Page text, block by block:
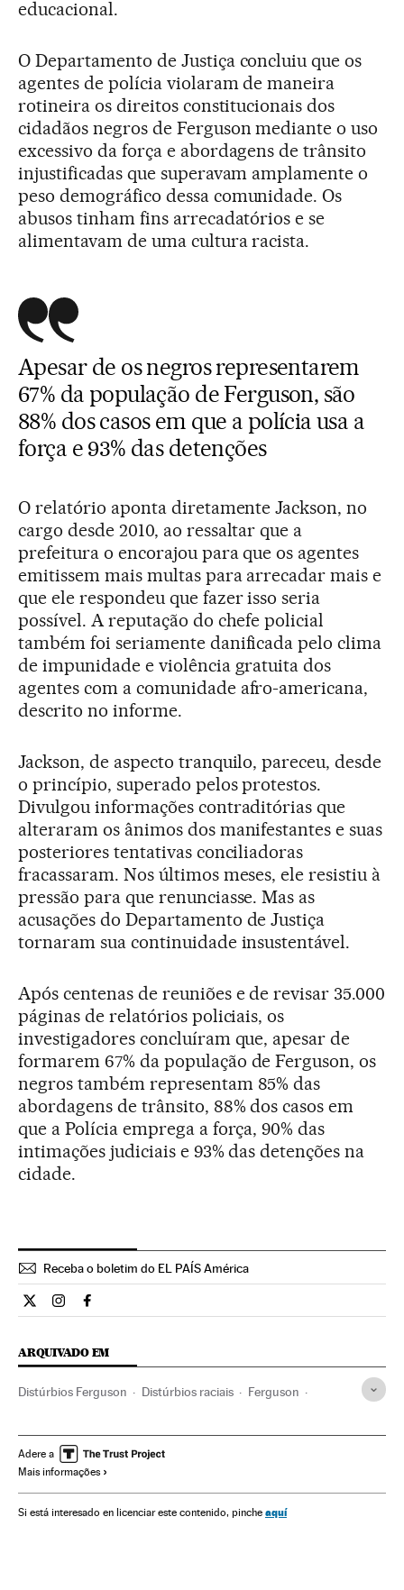
educacional.
O Departamento de Justiça concluiu que os
agentes de polícia violaram de maneira
rotineira os direitos constitucionais dos
cidadãos negros de Ferguson mediante o uso
excessivo da força e abordagens de trânsito
injustificadas que superavam amplamente o
peso demográfico dessa comunidade. Os
abusos tinham fins arrecadatórios e se
alimentavam de uma cultura racista.
Apesar de os negros representarem
67% da população de Ferguson, são
88% dos casos em que a polícia usa a
força e 93% das detenções
O relatório aponta diretamente Jackson, no
cargo desde 2010, ao ressaltar que a
prefeitura o encorajou para que os agentes
emitissem mais multas para arrecadar mais e
que ele respondeu que fazer isso seria
possível. A reputação do chefe policial
também foi seriamente danificada pelo clima
de impunidade e violência gratuita dos
agentes com a comunidade afro-americana,
descrito no informe.
Jackson, de aspecto tranquilo, pareceu, desde
o princípio, superado pelos protestos.
Divulgou informações contraditórias que
alteraram os ânimos dos manifestantes e suas
posteriores tentativas conciliadoras
fracassaram. Nos últimos meses, ele resistiu à
pressão para que renunciasse. Mas as
acusações do Departamento de Justiça
tornaram sua continuidade insustentável.
Após centenas de reuniões e de revisar 35.000
páginas de relatórios policiais, os
investigadores concluíram que, apesar de
formarem 67% da população de Ferguson, os
negros também representam 85% das
abordagens de trânsito, 88% dos casos em
que a Polícia emprega a força, 90% das
intimações judiciais e 93% das detenções na
cidade.
Receba o boletim do EL PAÍS América
Internacional El País Brasil en Twitter
Internacional El País Brasil en Instagram
Internacional El País Brasil en Facebook
ARQUIVADO EM
Distúrbios Ferguson Distúrbios raciais Ferguson
Distúrbios Missouri Afrodescendientes
Estados Unidos
Racismo América do Norte Grupos sociais
Adere a
Mais informações
Si está interesado en licenciar este contenido, pinche aquí